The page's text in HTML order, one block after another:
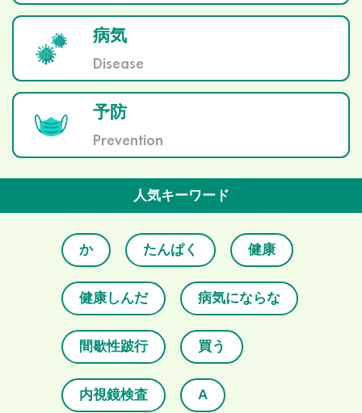
病気
Disease
予防
Prevention
人気キーワード
か たんぱく 健康
健康しんだ 病気にならな
間歇性跛行 買う
内視鏡検査 A